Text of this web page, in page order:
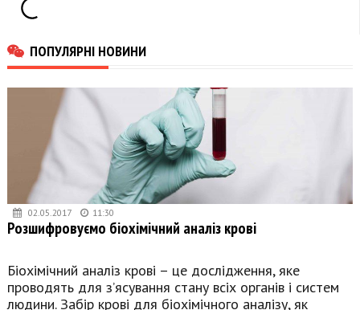
ПОПУЛЯРНІ НОВИНИ
02.05.2017 11:30
Розшифровуємо біохімічний аналіз крові
Біохімічний аналіз крові – це дослідження, яке
проводять для з’ясування стану всіх органів і систем
людини. Забір крові для біохімічного аналізу, як